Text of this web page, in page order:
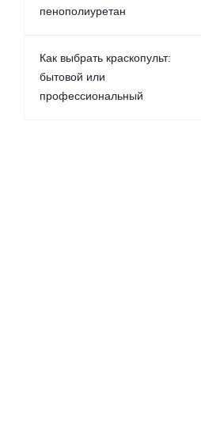
пенополиуретан
Как выбрать краскопульт:
бытовой или
профессиональный